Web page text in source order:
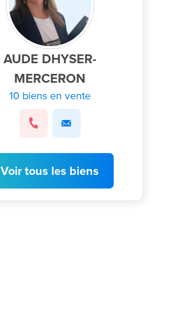
AUDE DHYSER-
MERCERON
10 biens en vente
Voir tous les biens